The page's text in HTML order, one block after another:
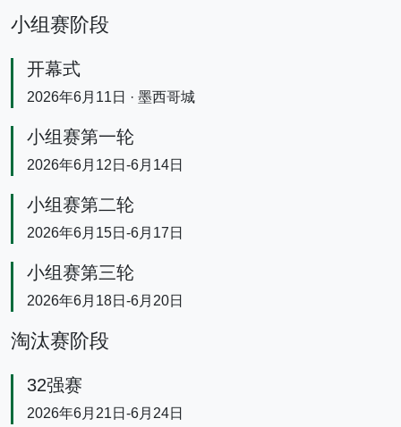
小组赛阶段
开幕式
2026年6月11日 · 墨西哥城
小组赛第一轮
2026年6月12日-6月14日
小组赛第二轮
2026年6月15日-6月17日
小组赛第三轮
2026年6月18日-6月20日
淘汰赛阶段
32强赛
2026年6月21日-6月24日